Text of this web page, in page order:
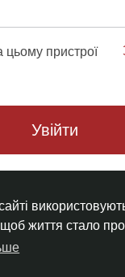
життя стало
пристрої
Увійти
запису?